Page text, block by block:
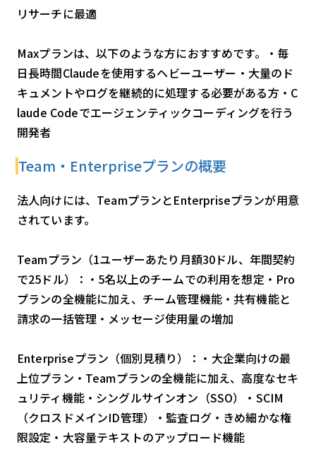
リサーチに最適
Maxプランは、以下のような方におすすめです。・毎
日長時間Claudeを使用するヘビーユーザー・大量のド
キュメントやログを継続的に処理する必要がある方・C
laude Codeでエージェンティックコーディングを行う
開発者
Team・Enterpriseプランの概要
法人向けには、TeamプランとEnterpriseプランが用意
されています。
Teamプラン（1ユーザーあたり月額30ドル、年間契約
で25ドル）：・5名以上のチームでの利用を想定・Pro
プランの全機能に加え、チーム管理機能・共有機能と
請求の一括管理・メッセージ使用量の増加
Enterpriseプラン（個別見積り）：・大企業向けの最
上位プラン・Teamプランの全機能に加え、高度なセキ
ュリティ機能・シングルサインオン（SSO）・SCIM
（クロスドメインID管理）・監査ログ・きめ細かな権
限設定・大容量テキストのアップロード機能